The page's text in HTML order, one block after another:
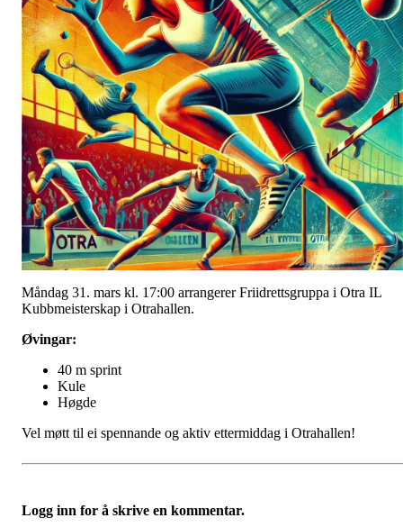
Måndag 31. mars kl. 17:00 arrangerer Friidrettsgruppa i Otra IL
Kubbmeisterskap i Otrahallen.
Øvingar:
40 m sprint
Kule
Høgde
Vel møtt til ei spennande og aktiv ettermiddag i Otrahallen!
Logg inn for å skrive en kommentar.